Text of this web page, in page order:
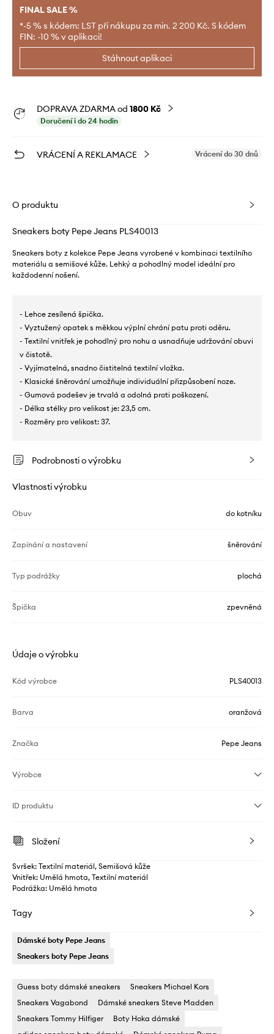
FINAL SALE %
*-5 % s kódem: LST při nákupu za min. 2 200 Kč. S kódem
FIN: -10 % v aplikaci!
Stáhnout aplikaci
DOPRAVA ZDARMA od 1800 Kč
Doručení i do 24 hodin
VRÁCENÍ A REKLAMACE Vrácení do 30 dnů
O produktu
Sneakers boty Pepe Jeans PLS40013
Sneakers boty z kolekce Pepe Jeans vyrobené v kombinaci textilního
materiálu a semišové kůže. Lehký a pohodlný model ideální pro
každodenní nošení.
- Lehce zesílená špička.
- Vyztužený opatek s měkkou výplní chrání patu proti oděru.
- Textilní vnitřek je pohodlný pro nohu a usnadňuje udržování obuvi
v čistotě.
- Vyjímatelná, snadno čistitelná textilní vložka.
- Klasické šněrování umožňuje individuální přizpůsobení noze.
- Gumová podešev je trvalá a odolná proti poškození.
- Délka stélky pro velikost je: 23,5 cm.
- Rozměry pro velikost: 37.
Podrobnosti o výrobku
Vlastnosti výrobku
Obuv do kotníku
Zapínání a nastavení šněrování
Typ podrážky plochá
Špička zpevněná
Údaje o výrobku
Kód výrobce PLS40013
Barva oranžová
Značka Pepe Jeans
Výrobce
ID produktu
Složení
Svršek: Textilní materiál, Semišová kůže
Vnitřek: Umělá hmota, Textilní materiál
Podrážka: Umělá hmota
Tagy
Dámské boty Pepe Jeans
Sneakers boty Pepe Jeans
Guess boty dámské sneakers
Sneakers Michael Kors
Sneakers Vagabond
Dámské sneakers Steve Madden
Sneakers Tommy Hilfiger
Boty Hoka dámské